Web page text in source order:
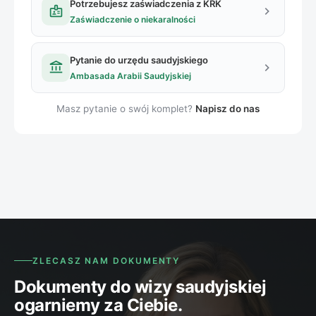
badge Potrzebujesz zaświadczenia z KRK
Zaświadczenie o niekaralności chevron_right
account_balance Pytanie do urzędu saudyjskiego
Ambasada Arabii Saudyjskiej chevron_right
Masz pytanie o swój komplet? Napisz do nas
ZLECASZ NAM DOKUMENTY
Dokumenty do wizy saudyjskiej
ogarniemy za Ciebie.